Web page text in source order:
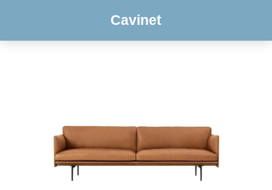
Cavinet